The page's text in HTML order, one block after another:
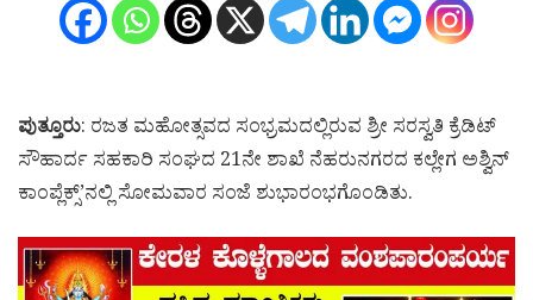
ಪುತ್ತೂರು: ರಜತ ಮಹೋತ್ಸವದ ಸಂಭ್ರಮದಲ್ಲಿರುವ ಶ್ರೀ ಸರಸ್ವತಿ ಕ್ರೆಡಿಟ್
ಸೌಹಾರ್ದ ಸಹಕಾರಿ ಸಂಘದ 21ನೇ ಶಾಖೆ ನೆಹರುನಗರದ ಕಲ್ಲೇಗ ಅಶ್ವಿನ್
ಕಾಂಪ್ಲೆಕ್ಸ್’ನಲ್ಲಿ ಸೋಮವಾರ ಸಂಜೆ ಶುಭಾರಂಭಗೊಂಡಿತು.